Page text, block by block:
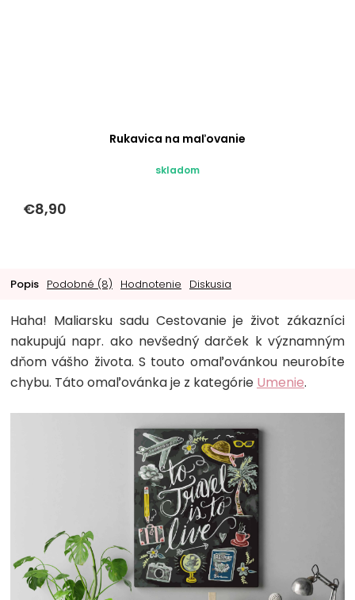
Rukavica na maľovanie
skladom
€8,90
Popis Podobné (8) Hodnotenie Diskusia
Haha! Maliarsku sadu Cestovanie je život zákazníci
nakupujú napr. ako nevšedný darček k významným
dňom vášho života. S touto omaľovánkou neurobíte
chybu. Táto omaľovánka je z kategórie Umenie.